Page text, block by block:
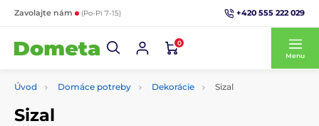
Zavolajte nám (Po-Pi 7-15) +420 555 222 029
0
Menu
Úvod Domáce potreby Dekorácie Sizal
Sizal